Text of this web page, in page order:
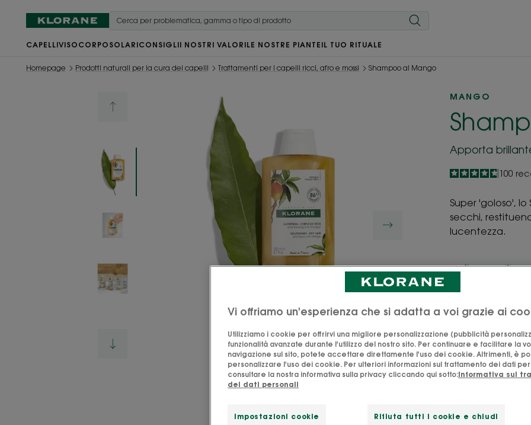
CAPELLIVISO CORPO SOLARICONSIGLII NOSTRI VALORILE NOSTRE PIANTE IL TUO RITUALE
Homepage Prodotti naturali per la cura dei capelli Trattamenti per i capelli ricci, afro e mossi Shampoo al Mango
MANGO
Apporta
4.7
/5
100
Super 'goloso',
secchi,
lucentezza.
naturale
in Francia
Una fragranza
nutriti.
Vi offriamo un'esperienza che si adatta a voi grazie ai
Utilizziamo i cookie per offrirvi una migliore personalizzazione (pubblicità
funzionalità avanzate durante l'utilizzo del nostro sito. Per continuare e facilitare la
navigazione sul sito, potete accettare direttamente l'uso dei cookie. Altrimenti, è
personalizzare l'uso dei cookie. Per ulteriori informazioni sul trattamento dei dati
consultare la nostra informativa sulla privacy cliccando qui sotto:Informativa sul
dei dati personali
Impostazioni cookie Rifiuta tutti i cookie e chiudi